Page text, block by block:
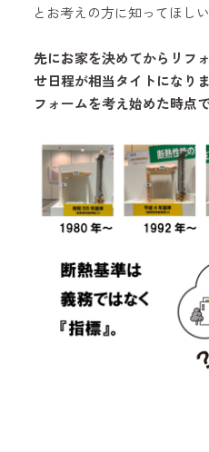
とお考えの方に知ってほし
先にお家を決めてからリフ
せ日程が相当タイトになり
フォームを考え始めた時点